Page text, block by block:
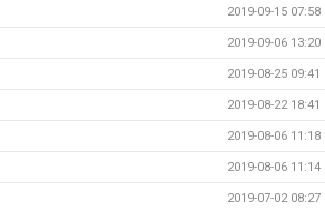
2019-09-15 07:58
2019-09-06 13:20
2019-08-25 09:41
2019-08-22 18:41
2019-08-06 11:18
2019-08-06 11:14
2019-07-02 08:27